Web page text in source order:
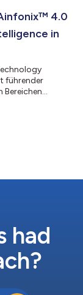
als 7704.0
in
führender
Bereichen
Live
had